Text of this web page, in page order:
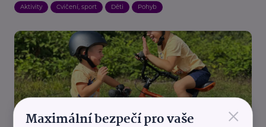
Aktivity Cvičení, sport Děti Pohyb
Reklama
×
Maximální bezpečí pro vaše